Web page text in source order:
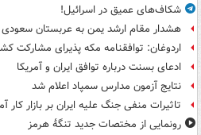
شکاف‌های عمیق در اسرائیل!
هشدار مقام ارشد یمن به عربستان سعودی
اردوغان: توافقنامه مکه پذیرای
ادعای بسنت درباره توافق ایران و آمریکا
نتایج آزمون مدارس سمپاد اعلام شد
تاثیرات منفی جنگ علیه ایران بر بازار کار
رونمایی از مختصات جدید تنگۀ هرمز